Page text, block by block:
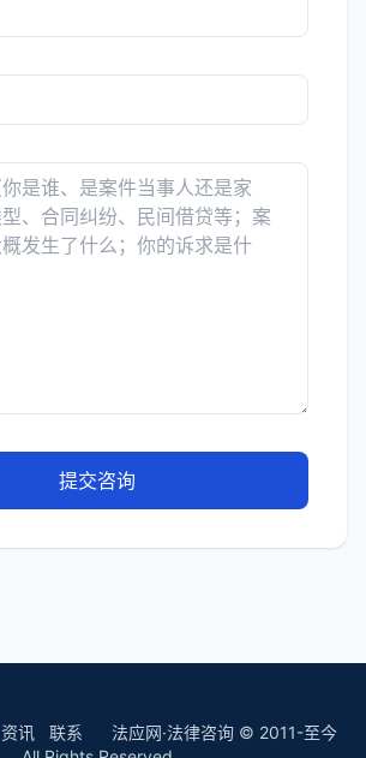
提交咨询
资讯 联系 法应网·法律咨询 © 2011-至今